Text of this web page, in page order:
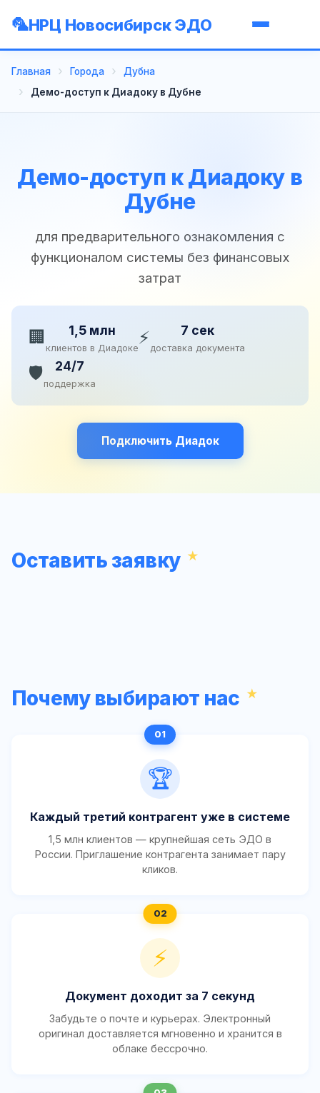
НРЦ Новосибирск ЭДО
Главная Города
Дубна
Демо-доступ к Диадоку в Дубне
Демо-доступ к Диадоку в
Дубне
для предварительного ознакомления с
функционалом системы без финансовых
затрат
🏢 1,5 млн
клиентов в Диадоке⚡ 7 сек
доставка документа
🛡️ 24/7
поддержка
Подключить Диадок
Оставить заявку
Почему выбирают нас
🏆
Каждый третий контрагент уже в системе
1,5 млн клиентов — крупнейшая сеть ЭДО в
России. Приглашение контрагента занимает пару
кликов.
⚡
Документ доходит за 7 секунд
Забудьте о почте и курьерах. Электронный
оригинал доставляется мгновенно и хранится в
облаке бессрочно.